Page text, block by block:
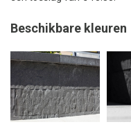
Beschikbare kleuren